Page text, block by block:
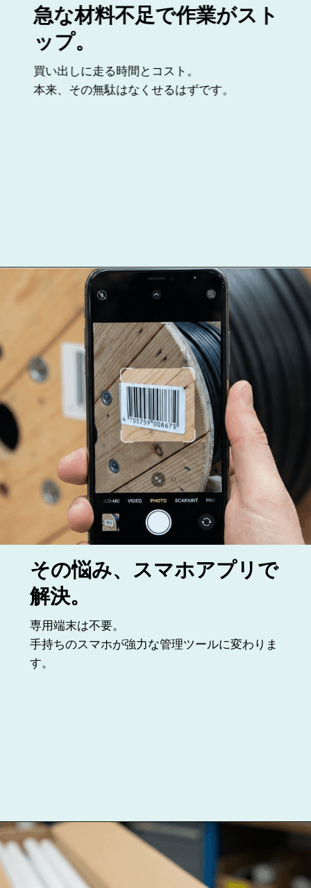
急な材料不足で作業がスト
ップ。
買い出しに走る時間とコスト。
本来、その無駄はなくせるはずです。
その悩み、スマホアプリで
解決。
専用端末は不要。
手持ちのスマホが強力な管理ツールに変わりま
す。